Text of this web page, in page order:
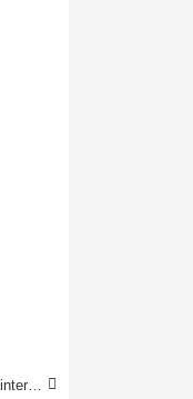
Fiscalía intervino embarcación fluvial procedente de Iquitos